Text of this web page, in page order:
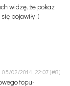
widzę, że pokaz
pojawiły ;)
05/02/2014, 22:07
topu-